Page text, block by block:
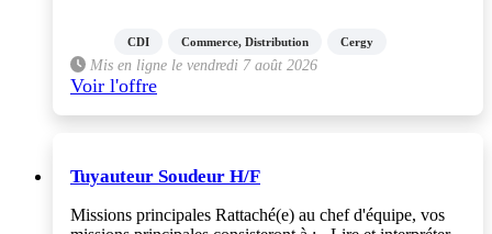
CDI Commerce, Distribution Cergy
Mis en ligne le vendredi 7 août 2026
Voir l'offre
Tuyauteur Soudeur H/F
Missions principales Rattaché(e) au chef d'équipe, vos